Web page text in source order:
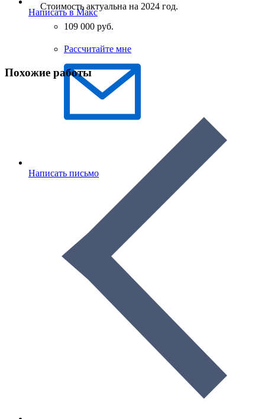
Написать в Макс
Написать письмо
Стоимость актуальна на 2024 год.
109 000 руб.
Рассчитайте мне
Похожие работы